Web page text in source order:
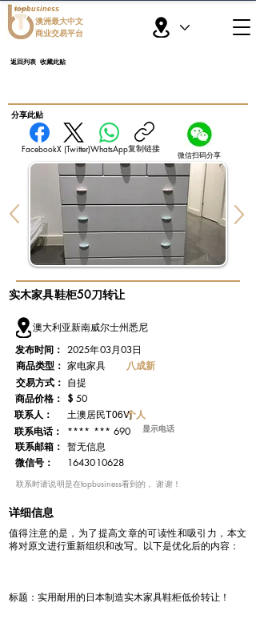
topbusiness
澳洲最大中文
商业交易平台
返回列表 收藏此贴
​分享此贴
FacebookX (Twitter)WhatsApp复制链接
微信扫码分享
实木家具鞋柜50刀转让
澳大利亚新南威尔士州悉尼
发布时间： 2025年03月03日
​商品类型： 家电家具
八成新
交易方式： 自提
​商品价格： $50
联系人：
土澳居民T06Vj个人
联系电话： **** *** 690 显示电话
​联系邮箱： 暂无信息
微信号：
1643010628
​联系时请说明是在topbusiness看到的， 谢谢！
详细信息
值得注意的是，为了提高文章的可读性和吸引力，本文
将对原文进行重新组织和改写。以下是优化后的内容：
标题：实用耐用的日本制造实木家具鞋柜低价转让！